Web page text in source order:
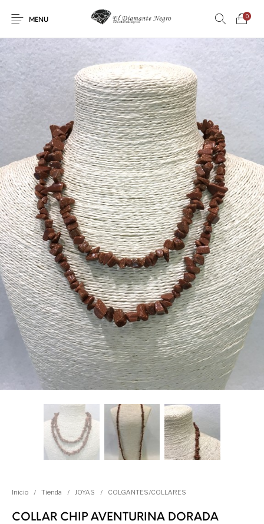
MENU
0
Novedades En oferta ! DECORACIÓN DINOSAURIOS
ESOTERISMO FÓSILES JOYAS METEORITOS
MINERALES
PRODUCTOS DE
CONSUMO
Inicio / Tienda / JOYAS / COLGANTES/COLLARES
COLLAR CHIP AVENTURINA DORADA